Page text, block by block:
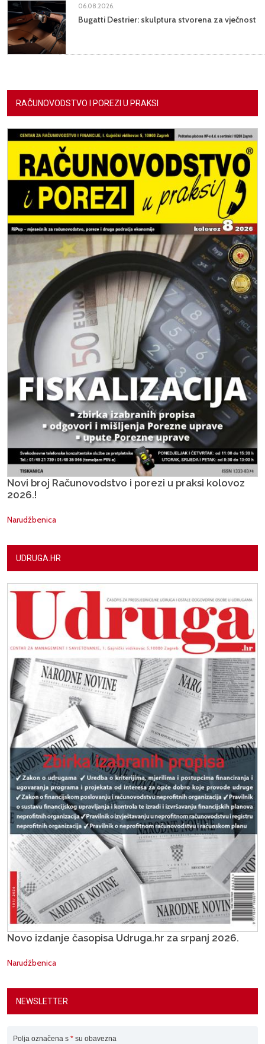
06.08.2026.
Bugatti Destrier: skulptura stvorena za vječnost
RAČUNOVODSTVO I POREZI U PRAKSI
Novi broj Računovodstvo i porezi u praksi kolovoz
2026.!
Narudžbenica
UDRUGA.HR
Novo izdanje časopisa Udruga.hr za srpanj 2026.
Narudžbenica
NEWSLETTER
Polja označena s * su obavezna